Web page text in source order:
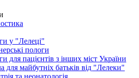
у "Лелеці"
пологи
для пацієнтів з інших міст України
для майбутніх батьків від "Лелеки"
та неонатологія